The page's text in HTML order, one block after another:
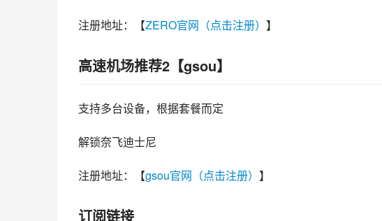
注册地址：【ZERO官网（点击注册） 】
高速机场推荐2【gsou】
支持多台设备，根据套餐而定
解锁奈飞迪士尼
注册地址：【gsou官网（点击注册） 】
订阅链接